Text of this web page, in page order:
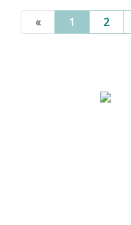
« 1 (current)
2